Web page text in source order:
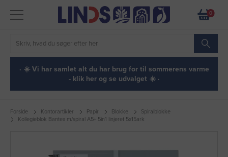
0
· ☀️ Vi har samlet alt du har brug for til sommerens varme
- klik her og se udvalget ☀️ ·
Forside Kontorartikler Papir Blokke
Spiralblokke
Kollegieblok Bantex m/spiral A5+ 5in1 linjeret 5x15ark